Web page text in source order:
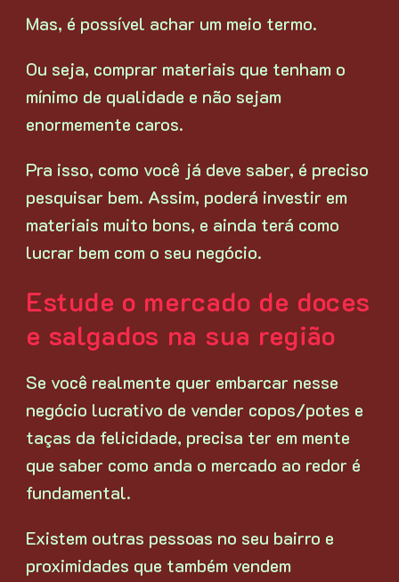
Mas, é possível achar um meio termo.
Ou seja, comprar materiais que tenham o
mínimo de qualidade e não sejam
enormemente caros.
Pra isso, como você já deve saber, é preciso
pesquisar bem. Assim, poderá investir em
materiais muito bons, e ainda terá como
lucrar bem com o seu negócio.
Estude o mercado de doces
e salgados na sua região
Se você realmente quer embarcar nesse
negócio lucrativo de vender copos/potes e
taças da felicidade, precisa ter em mente
que saber como anda o mercado ao redor é
fundamental.
Existem outras pessoas no seu bairro e
proximidades que também vendem